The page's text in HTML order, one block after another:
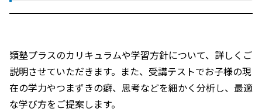
類塾プラスのカリキュラムや学習方針について、詳しくご
説明させていただきます。また、受講テストでお子様の現
在の学力やつまずきの癖、思考などを細かく分析し、最適
な学び方をご提案します。